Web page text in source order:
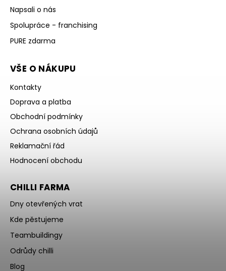
Napsali o nás
Spolupráce - franchising
PURE zdarma
VŠE O NÁKUPU
Kontakty
Doprava a platba
Obchodní podmínky
Ochrana osobních údajů
Reklamační řád
Hodnocení obchodu
CHILLI FARMA
Dny otevřených vrat
Kde pěstujeme
Teambuildingy
Odrůdy chilli
Blog